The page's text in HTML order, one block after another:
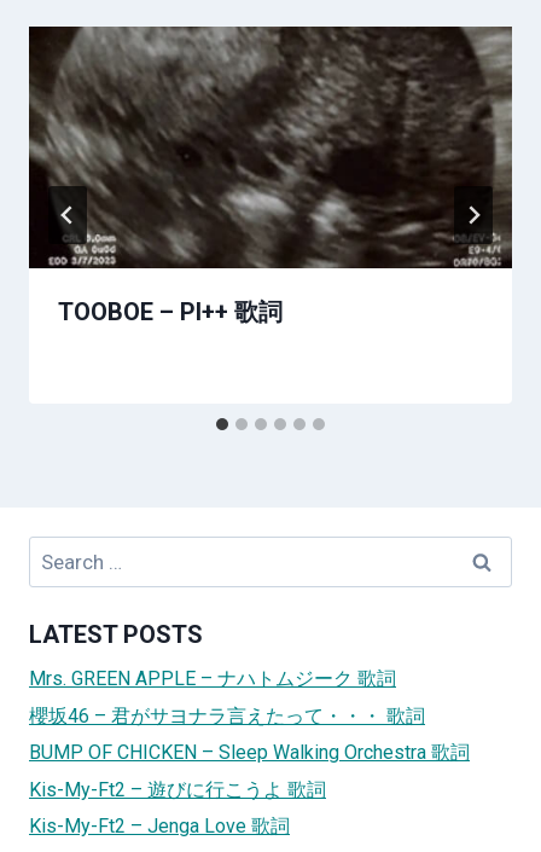
TOOBOE – PI++ 歌詞
Search
LATEST POSTS
Mrs. GREEN APPLE – ナハトムジーク 歌詞
櫻坂46 – 君がサヨナラ言えたって・・・ 歌詞
BUMP OF CHICKEN – Sleep Walking Orchestra 歌詞
Kis-My-Ft2 – 遊びに行こうよ 歌詞
Kis-My-Ft2 – Jenga Love 歌詞